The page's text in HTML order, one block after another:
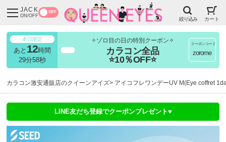
JACK
ON/OFF
OFF
絞り込み カート
本日限定
あと 12時間
29分57秒
✧ゾロ目の日の特別クーポン✧
カラコン全品
⭐10％OFF⭐
クーポンコード
zorome
カラコン激安通販店のクイーンアイズ アイコフレワンデーUV M(Eye coffret
LINE友だち登録でクーポンプレゼント♥